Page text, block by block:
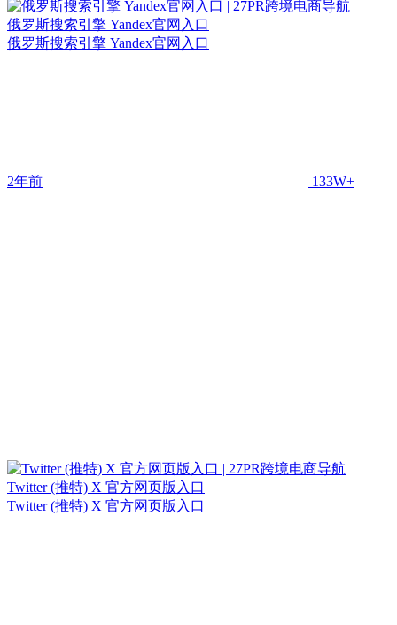
俄罗斯搜索引擎 Yandex官网入口
俄罗斯搜索引擎 Yandex官网入口
2年前 133W+
Twitter (推特) X 官方网页版入口
Twitter (推特) X 官方网页版入口